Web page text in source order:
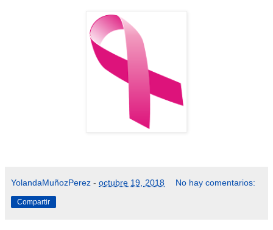
YolandaMuñozPerez - octubre 19, 2018 No hay comentarios:
Compartir